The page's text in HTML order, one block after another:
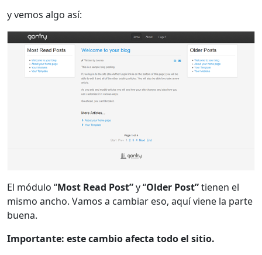
y vemos algo así:
El módulo “Most Read Post”y “Older Post”tienen el
mismo ancho. Vamos a cambiar eso, aquí viene la parte
buena.
Importante: este cambio afecta todo el sitio.